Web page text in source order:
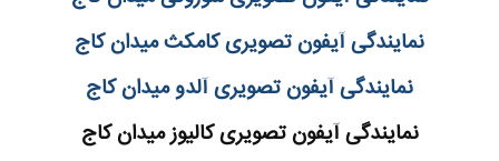
نمایندگی آیفون تصویری کامکث میدان کاج
نمایندگی آیفون تصویری آلدو میدان کاج
نمایندگی آیفون تصویری کالیوز میدان کاج